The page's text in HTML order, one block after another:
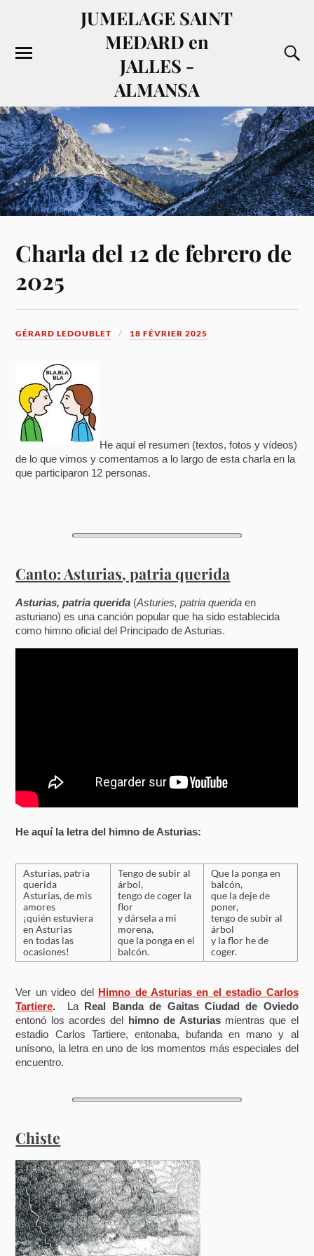
JUMELAGE SAINT
MEDARD en
JALLES -
ALMANSA
Charla del 12 de febrero de
2025
GÉRARD LEDOUBLET 18 FÉVRIER 2025
He aquí el resumen (textos, fotos y vídeos)
de lo que vimos y comentamos a lo largo de esta charla en la
que participaron 12 personas.
Canto: Asturias, patria querida
Asturias, patria querida (Asturies, patria querida en
asturiano) es una canción popular que ha sido establecida
como himno oficial del Principado de Asturias.
He aquí la letra del himno de Asturias:
Asturias, patria
querida
Asturias, de mis
amores
¡quién estuviera
en Asturias
en todas las
ocasiones!
Tengo de subir al
árbol,
tengo de coger la
flor
y dársela a mi
morena,
que la ponga en el
balcón.
Que la ponga en
balcón,
que la deje de
poner,
tengo de subir al
árbol
y la flor he de
coger.
Ver un video del Himno de Asturias en el estadio Carlos
Tartiere. La Real Banda de Gaitas Ciudad de Oviedo
entonó los acordes del himno de Asturiasmientras que el
estadio Carlos Tartiere, entonaba, bufanda en mano y al
unísono, la letra en uno de los momentos más especiales del
encuentro.
Chiste